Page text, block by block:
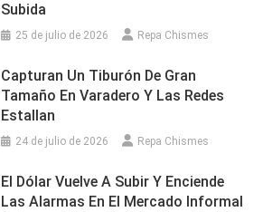
Subida
25 de julio de 2026 Repa Chismes
Capturan Un Tiburón De Gran
Tamaño En Varadero Y Las Redes
Estallan
24 de julio de 2026 Repa Chismes
El Dólar Vuelve A Subir Y Enciende
Las Alarmas En El Mercado Informal